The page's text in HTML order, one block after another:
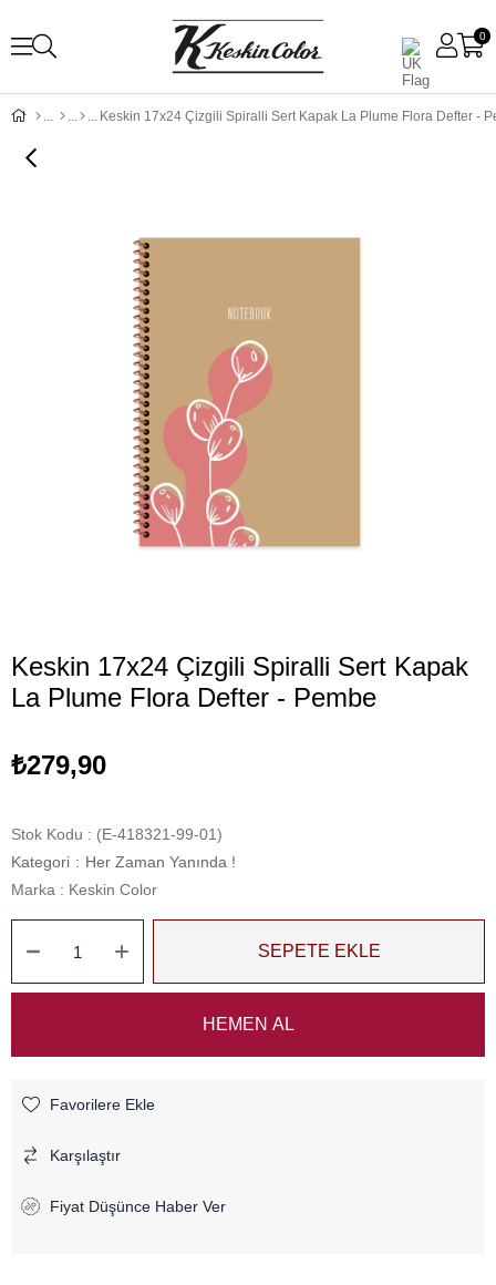
0
Keskin 17x24 Çizgili Spiralli Sert Kapak La Plume Flora Defter -
Keskin 17x24 Çizgili Spiralli Sert Kapak
La Plume Flora Defter - Pembe
₺279,90
Stok Kodu
(E-418321-99-01)
Kategori : Her Zaman Yanında !
Marka : Keskin Color
Favorilere Ekle
Karşılaştır
Fiyat Düşünce Haber Ver